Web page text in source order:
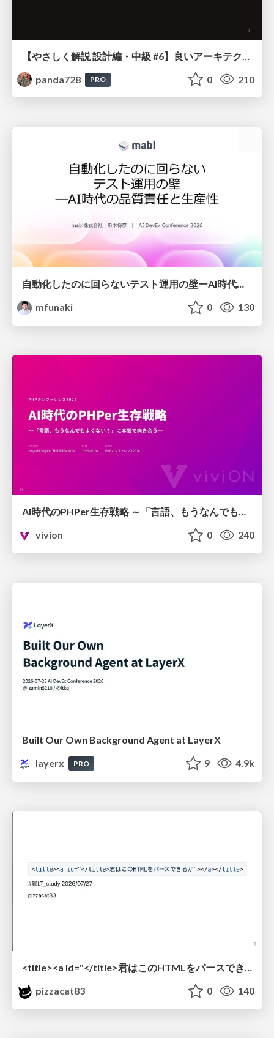
panda728
PRO 0 210
自動化したのに回らないテスト運用の壁ーAI時代の品質責任と生産性
mfunaki
0 130
AI時代のPHPer生存戦略 ～「言語、もうなんでもよくない？」に本気で向き合う～
vivion
0 240
Built Our Own Background Agent at LayerX
layerx
PRO 9 4.9k
<title><a id="</title>君はこのHTMLをパースできるか"></a></title> #雑LT_study
pizzacat83
0 140